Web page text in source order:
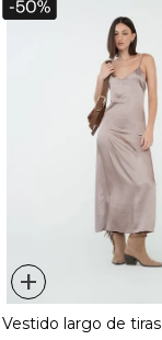
+
Vestido largo de tiras